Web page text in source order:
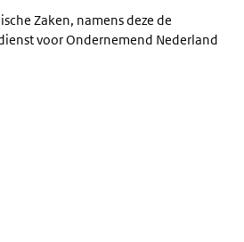
Zaken, namens deze de
voor Ondernemend Nederland